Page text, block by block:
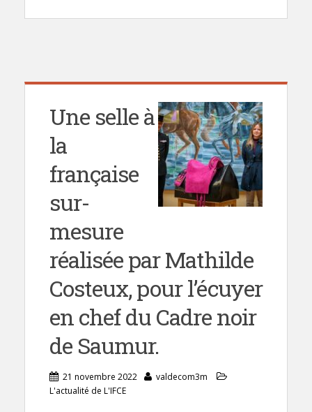
Une selle à
la
française
sur-
mesure
réalisée par Mathilde
Costeux, pour l’écuyer
en chef du Cadre noir
de Saumur.
21 novembre 2022
valdecom3m
L'actualité de L'IFCE